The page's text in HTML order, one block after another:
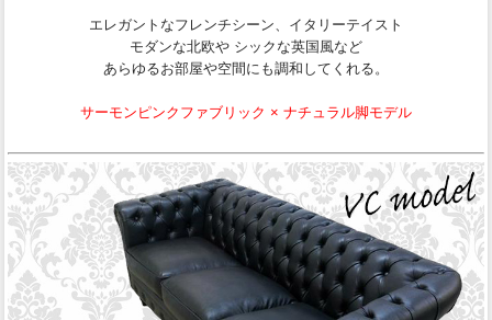
エレガントなフレンチシーン、イタリーテイスト
モダンな北欧や シックな英国風など
あらゆるお部屋や空間にも調和してくれる。
サーモンピンクファブリック × ナチュラル脚モデル